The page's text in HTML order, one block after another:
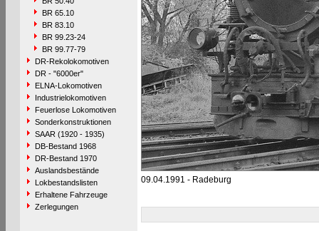
BR 65.10
BR 83.10
BR 99.23-24
BR 99.77-79
DR-Rekolokomotiven
DR - "6000er"
ELNA-Lokomotiven
Industrielokomotiven
Feuerlose Lokomotiven
Sonderkonstruktionen
SAAR (1920 - 1935)
DB-Bestand 1968
DR-Bestand 1970
Auslandsbestände
Lokbestandslisten
Erhaltene Fahrzeuge
Zerlegungen
09.04.1991 - Radeburg